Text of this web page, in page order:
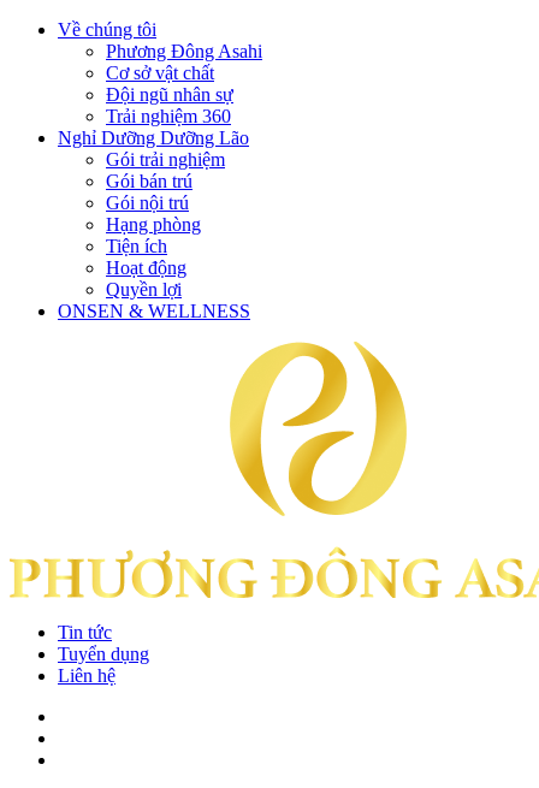
Về chúng tôi
Phương Đông Asahi
Cơ sở vật chất
Đội ngũ nhân sự
Trải nghiệm 360
Nghỉ Dưỡng Dưỡng Lão
Gói trải nghiệm
Gói bán trú
Gói nội trú
Hạng phòng
Tiện ích
Hoạt động
Quyền lợi
ONSEN & WELLNESS
Tin tức
Tuyển dụng
Liên hệ